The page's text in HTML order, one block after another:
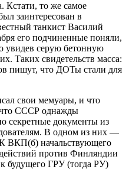
Кстати, то же самое
заинтересован в
танкист Василий
его подчиненные поняли,
серую бетонную
Таких свидетельств масса:
пишут, что ДОТы стали для
свои мемуары, и что
что СССР однажды
секретные документы из
В одном из них —
ВКП(б) начальствующего
против Финляндии
будущего ГРУ (тогда РУ)